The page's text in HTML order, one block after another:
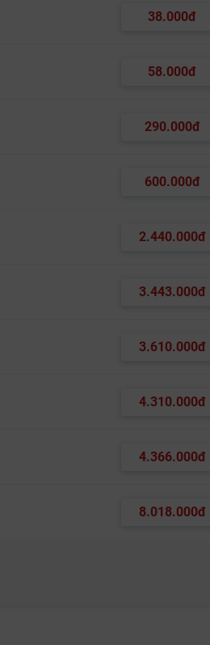
38.000đ
58.000đ
290.000đ
600.000đ
2.440.000đ
3.443.000đ
3.610.000đ
4.310.000đ
4.366.000đ
8.018.000đ